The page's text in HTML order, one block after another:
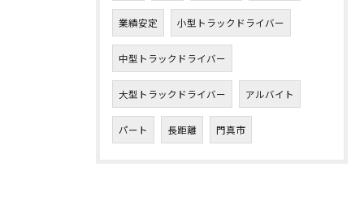
業績安定 小型トラックドライバー
中型トラックドライバー
大型トラックドライバー アルバイト
パート 長距離 門真市